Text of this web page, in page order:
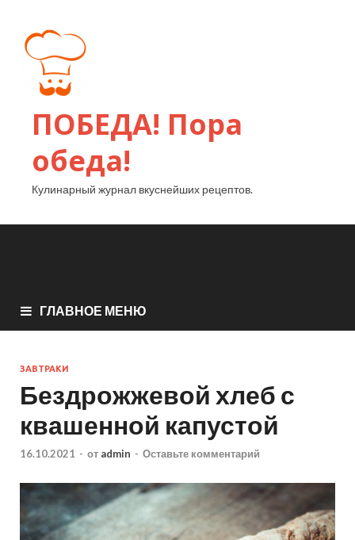
ПОБЕДА! Пора
обеда!
Кулинарный журнал вкуснейших рецептов.
ГЛАВНОЕ МЕНЮ
ЗАВТРАКИ
Бездрожжевой хлеб с
квашенной капустой
16.10.2021 - от admin - Оставьте комментарий